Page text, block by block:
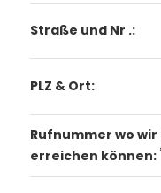
Straße und Nr .:
PLZ & Ort:
Rufnummer wo wir
erreichen können: